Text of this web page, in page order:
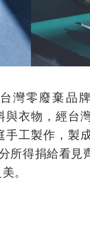
灣零廢棄品
與衣物，經台
手工製作，製
所得捐給看見
。